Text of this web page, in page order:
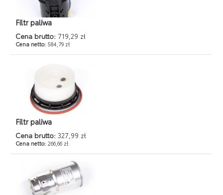
Filtr paliwa
Cena brutto: 719,29 zł
Cena netto: 584,79 zł
Filtr paliwa
Cena brutto: 327,99 zł
Cena netto: 266,66 zł